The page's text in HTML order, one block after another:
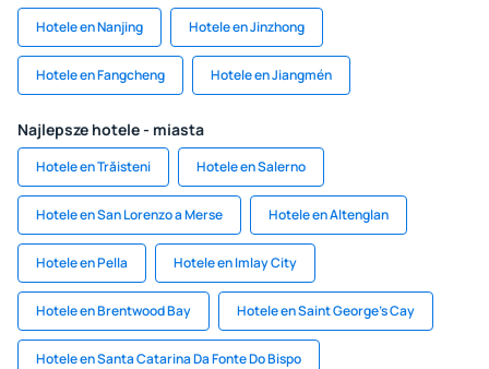
Hotele en Nanjing Hotele en Jinzhong
Hotele en Fangcheng Hotele en Jiangmén
Najlepsze hotele - miasta
Hotele en Trăisteni Hotele en Salerno
Hotele en San Lorenzo a Merse Hotele en Altenglan
Hotele en Pella Hotele en Imlay City
Hotele en Brentwood Bay Hotele en Saint George's Cay
Hotele en Santa Catarina Da Fonte Do Bispo